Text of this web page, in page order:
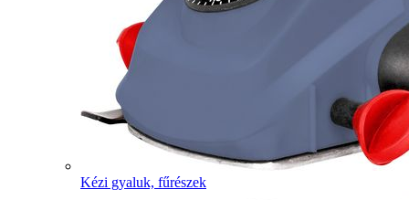
Kézi gyaluk, fűrészek